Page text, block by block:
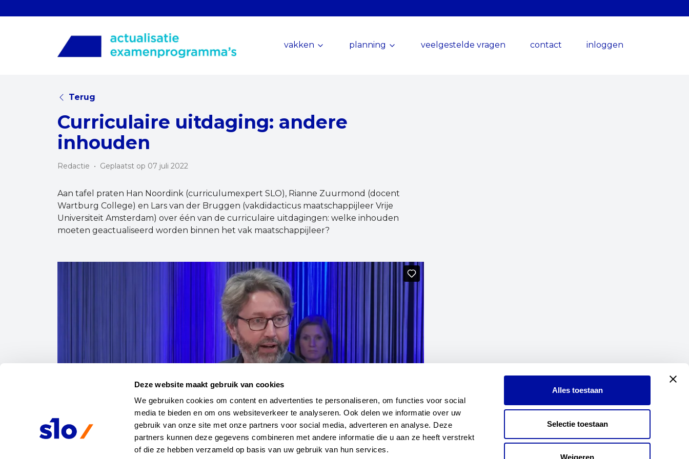
Deze website maakt gebruik van cookies
We gebruiken cookies om content en advertenties te personaliseren, om functies voor social
media te bieden en om ons websiteverkeer te analyseren. Ook delen we informatie over uw
gebruik van onze site met onze partners voor social media, adverteren en analyse. Deze
partners kunnen deze gegevens combineren met andere informatie die u aan ze heeft verstrekt
of die ze hebben verzameld op basis van uw gebruik van hun services.
Alles toestaan
Selectie toestaan
Weigeren
vakken planning veelgestelde vragen contact inloggen
Terug
Curriculaire uitdaging: andere
inhouden
Redactie • Geplaatst op 07 juli 2022
Aan tafel praten Han Noordink (curriculumexpert SLO), Rianne Zuurmond (docent
Wartburg College) en Lars van der Bruggen (vakdidacticus maatschappijleer Vrije
Universiteit Amsterdam) over één van de curriculaire uitdagingen: welke inhouden
moeten geactualiseerd worden binnen het vak maatschappijleer?